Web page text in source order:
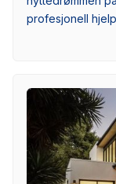
profesjonell